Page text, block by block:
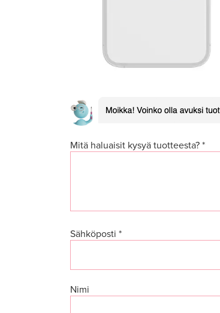
Mitä haluaisit kysyä tuotteesta? *
Sähköposti *
Nimi